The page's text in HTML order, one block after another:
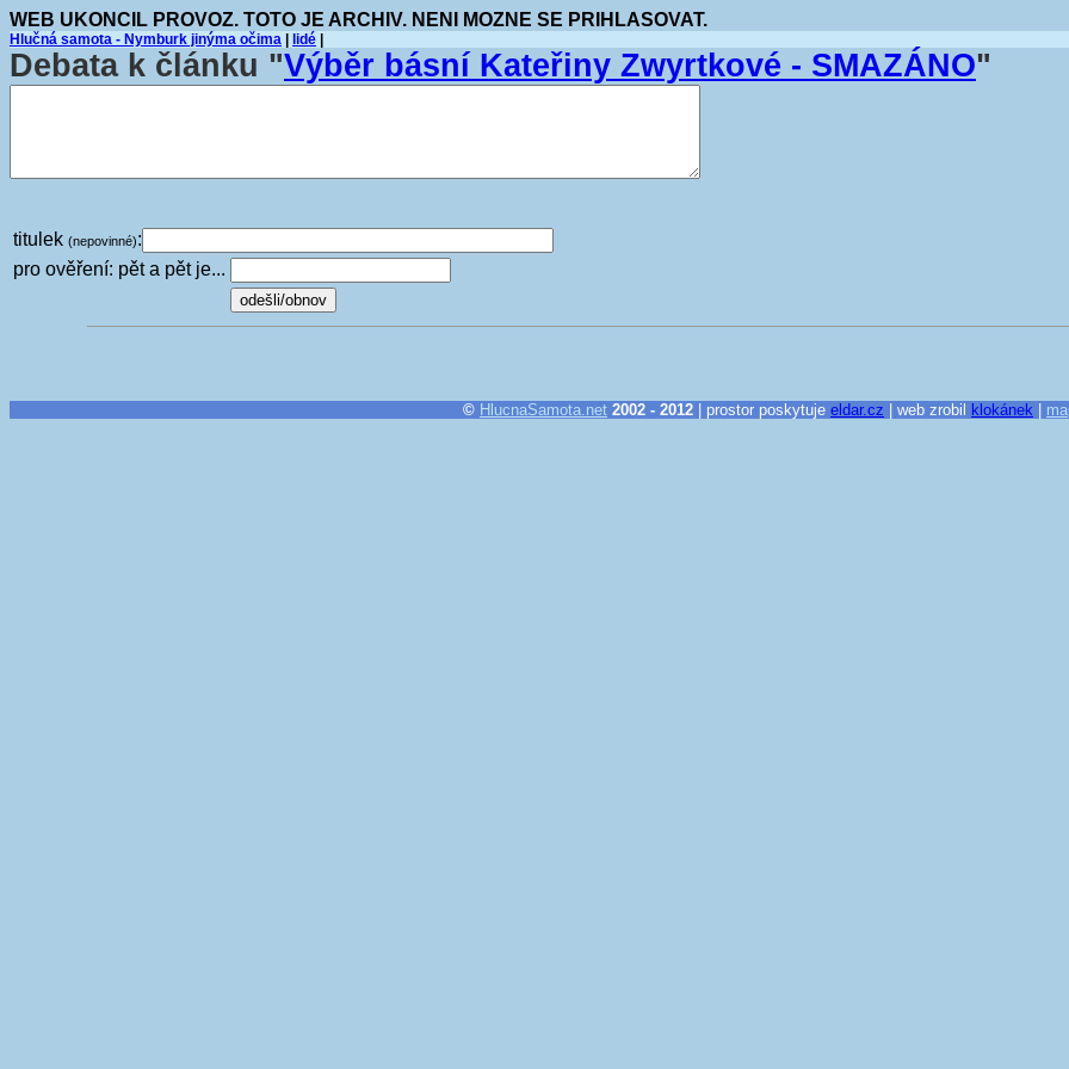
WEB UKONCIL PROVOZ. TOTO JE ARCHIV. NENI MOZNE SE PRIHLASOVAT.
Hlučná samota - Nymburk jinýma očima lidé
Debata k článku "Výběr básní Kateřiny Zwyrtkové - SMAZÁNO"
titulek (nepovinné):
pro ověření: pět a pět je...
© HlucnaSamota.net 2002 - 2012 | prostor poskytuje eldar.cz | web zrobil klokánek